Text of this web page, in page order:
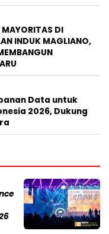
DI
INDUK MAGLIANO,
Data untuk
2026, Dukung